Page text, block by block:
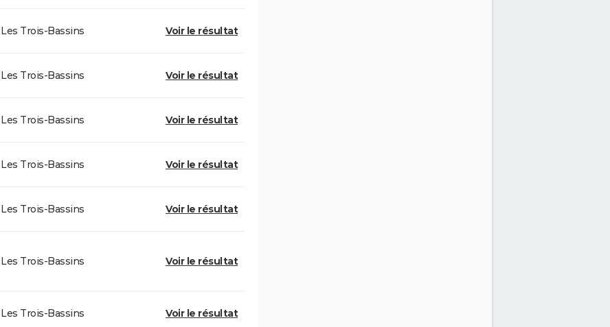
Les Trois-Bassins Voir le résultat
Les Trois-Bassins Voir le résultat
Les Trois-Bassins Voir le résultat
Les Trois-Bassins Voir le résultat
Les Trois-Bassins Voir le résultat
Les Trois-Bassins Voir le résultat
Les Trois-Bassins Voir le résultat